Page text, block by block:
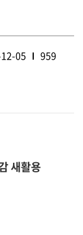
05 959
새활용